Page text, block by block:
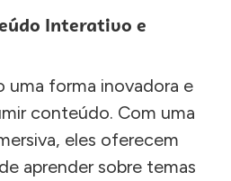
Interativo e
uma forma inovadora e
conteúdo. Com uma
eles oferecem
aprender sobre temas